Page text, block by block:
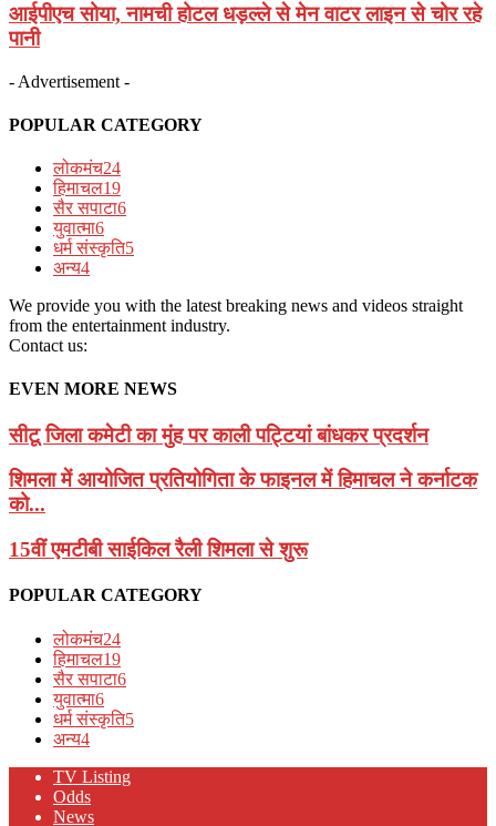
आईपीएच सोया, नामची होटल धड़ल्ले से मेन वाटर लाइन से चोर रहे
पानी
- Advertisement -
POPULAR CATEGORY
लोकमंच24
हिमाचल19
सैर सपाटा6
युवात्मा6
धर्म संस्कृति5
अन्य4
We provide you with the latest breaking news and videos straight
from the entertainment industry.
Contact us:
EVEN MORE NEWS
सीटू जिला कमेटी का मुंह पर काली पट्टियां बांधकर प्रदर्शन
शिमला में आयोजित प्रतियोगिता के फाइनल में हिमाचल ने कर्नाटक
को...
15वीं एमटीबी साईकिल रैली शिमला से शुरू
POPULAR CATEGORY
लोकमंच24
हिमाचल19
सैर सपाटा6
युवात्मा6
धर्म संस्कृति5
अन्य4
TV Listing
Odds
News